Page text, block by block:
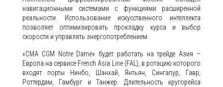
навигационными системами с функциями расширенной
реальности. Использование искусственного интеллекта
позволяет оптимизировать прокладку курса и выбор
скорости и управлять энергопотреблением.
«CMA CGM Notre Dame» будет работать на трейде Азия –
Европа на сервисе French Asia Line (FAL), в ротацию которого
входят порты Нинбо, Шанхай, Янтьян, Сингапур, Гавр,
Роттердам, Гамбург и Танжер. Длительность кругорейса